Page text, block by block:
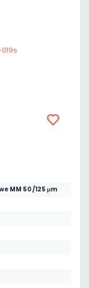
MM 50 /125 μm